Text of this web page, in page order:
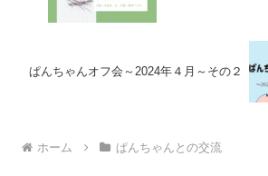
ぱんちゃんオフ会～2024年４月～その２
ホーム ぱんちゃんとの交流